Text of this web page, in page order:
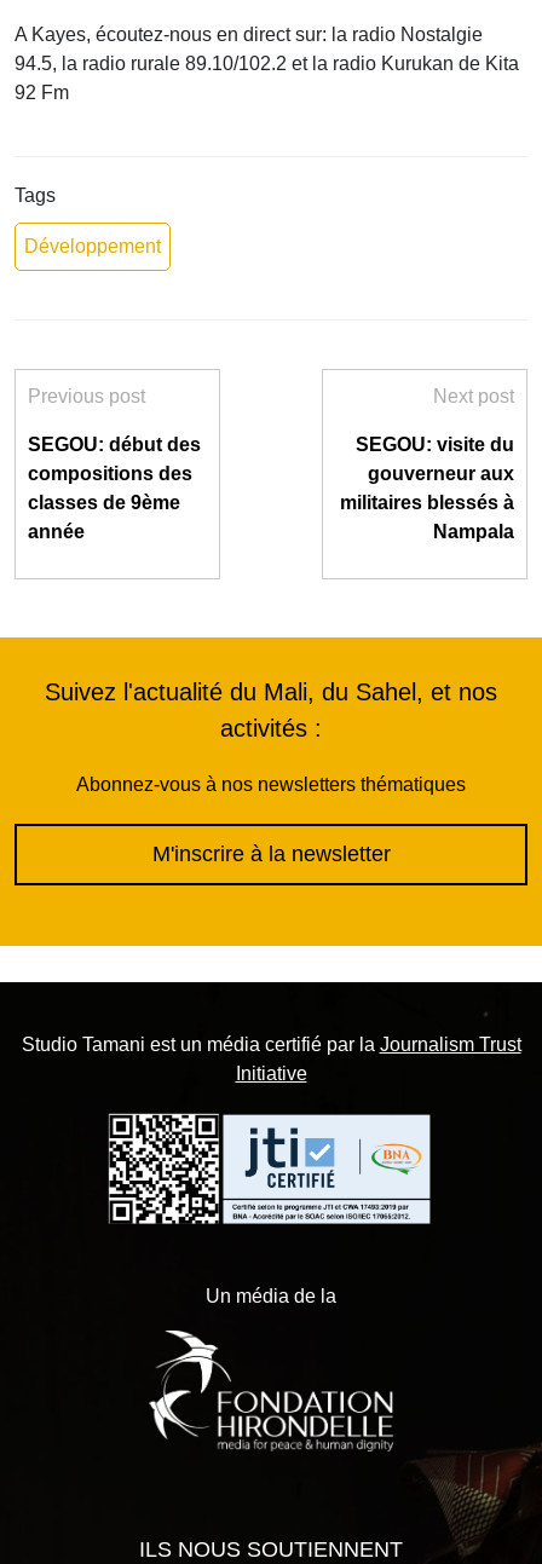
A Kayes, écoutez-nous en direct sur: la radio Nostalgie
94.5, la radio rurale 89.10/102.2 et la radio Kurukan de Kita
92 Fm
Tags
Développement
Previous post
SEGOU: début des
compositions des
classes de 9ème
année
Next post
SEGOU: visite du
gouverneur aux
militaires blessés à
Nampala
Suivez l'actualité du Mali, du Sahel, et nos
activités :
Abonnez-vous à nos newsletters thématiques
M'inscrire à la newsletter
Studio Tamani est un média certifié par la Journalism Trust
Initiative
Un média de la
ILS NOUS SOUTIENNENT